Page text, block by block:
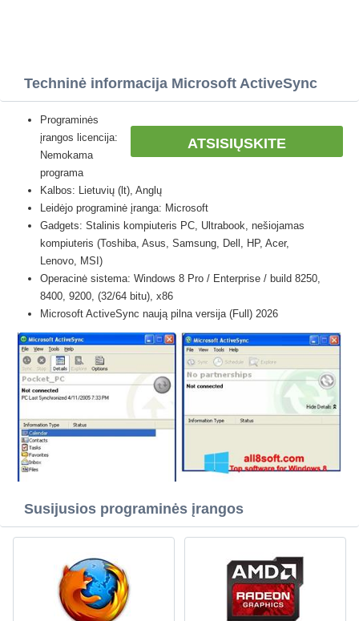
Techninė informacija Microsoft ActiveSync
ATSISIŲSKITE
Programinės
įrangos licencija:
Nemokama
programa
Kalbos: Lietuvių (lt), Anglų
Leidėjo programinė įranga: Microsoft
Gadgets: Stalinis kompiuteris PC, Ultrabook, nešiojamas
kompiuteris (Toshiba, Asus, Samsung, Dell, HP, Acer,
Lenovo, MSI)
Operacinė sistema: Windows 8 Pro / Enterprise / build 8250,
8400, 9200, (32/64 bitu), x86
Microsoft ActiveSync naują pilna versija (Full) 2026
Susijusios programinės įrangos